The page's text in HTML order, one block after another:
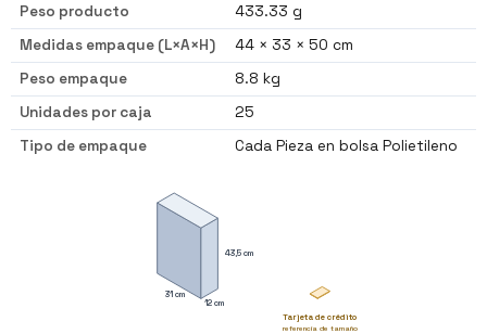
Peso producto
433.33 g
Medidas empaque (L×A×H)
44 × 33 × 50 cm
Peso empaque
8.8 kg
Unidades por caja
25
Tipo de empaque
Cada Pieza en bolsa Polietileno
12 cm
31 cm
43,5 cm
Tarjeta de crédito
referencia de tamaño